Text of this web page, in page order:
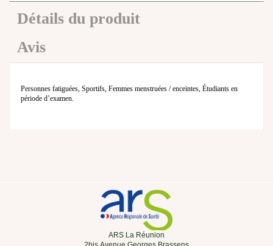
Détails du produit
Avis
Personnes fatiguées, Sportifs, Femmes menstruées / enceintes, Étudiants en
période d’examen.
ARS La Réunion